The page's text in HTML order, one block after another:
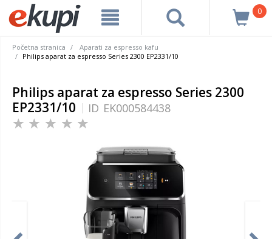
0
Početna stranica
Aparati za espresso kafu
Philips aparat za espresso Series 2300 EP2331/10
Philips aparat za espresso Series 2300
EP2331/10
ID EK000584438